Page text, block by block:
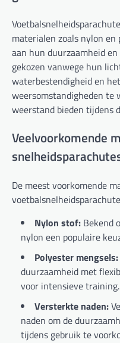
materialen zoals nylon en
aan hun duurzaamheid
gekozen vanwege hun
waterbestendigheid en
weersomstandigheden
weerstand bieden tijdens
Veelvoorkomende
De meest voorkomende
Nylon stof: Bekend
nylon een populaire
Polyester mengsels:
duurzaamheid met
voor intensieve training.
Versterkte naden:
naden om de
tijdens gebruik te